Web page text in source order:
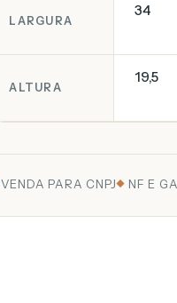
LARGURA
34
ALTURA
19,5
VENDA PARA CNPJ NF E